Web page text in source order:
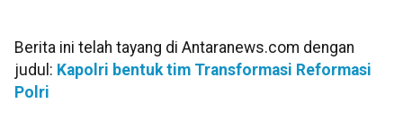
Berita ini telah tayang di Antaranews.com dengan
judul: Kapolri bentuk tim Transformasi Reformasi
Polri